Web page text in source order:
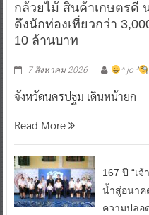
กล้วยไม้ สินค้าเกษตรดี
ดึงนักท่องเที่ยวกว่า
10 ล้านบาท
7 สิงหาคม 2026 ^ jo ^
จังหวัดนครปฐม เดินหน้ายก
Read More
167 ปี “เ
น้ำสู่อนาค
ความปลอ